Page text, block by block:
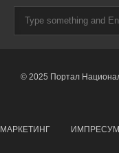
© 2025 Портал
МАРКЕТИНГ ИМПРЕСУМ